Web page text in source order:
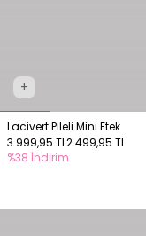
+
Lacivert Pileli Mini Etek
3.999,95 TL2.499,95 TL
%38 İndirim